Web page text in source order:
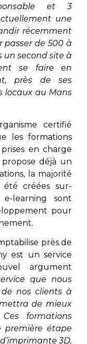
et 3
une
récemment
passer de 500 à
un second site à
se faire en
près de ses
locaux au Mans
certifié
les formations
en charge
déjà un
la majorité
créées sur-
learning sont
pour
près de
est un service
argument
que nous
de nos clients à
de mieux
formations
première étape
3D.